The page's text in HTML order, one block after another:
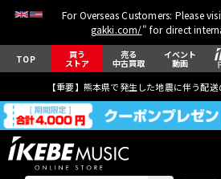
For Overseas Customers: Please
gakki.com/" for direct
TOP 買う
ストア
売る
中古買取
イベント
動画
【重要】熊本県で発生した地震に伴う配